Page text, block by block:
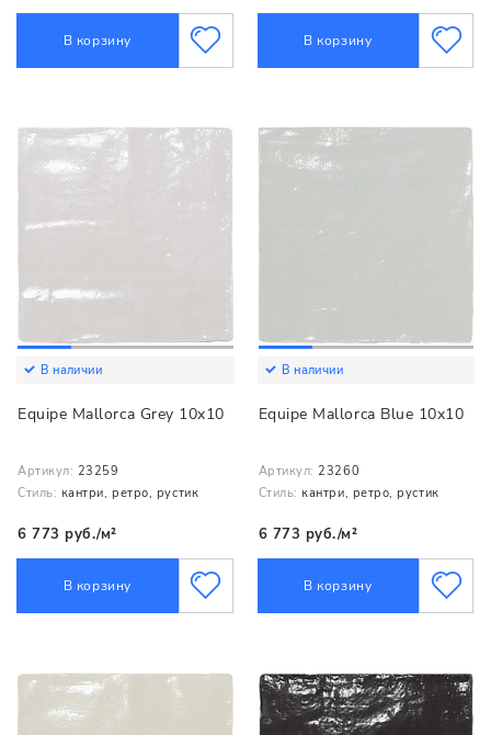
В корзину В корзину
В наличии
Equipe Mallorca Grey 10x10
Артикул: 23259
Стиль: кантри, ретро, рустик
6 773 руб./м²
В корзину
В наличии
Equipe Mallorca Blue 10x10
Артикул: 23260
Стиль: кантри, ретро, рустик
6 773 руб./м²
В корзину